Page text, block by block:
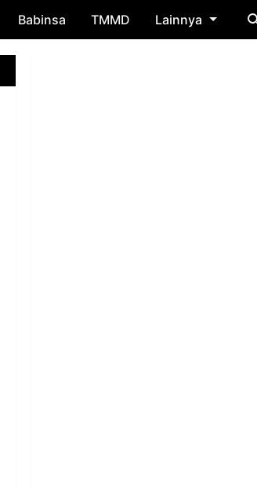
Babinsa TMMD Lainnya